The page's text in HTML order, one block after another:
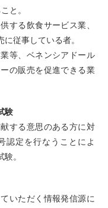
と。
する飲食サービス業、
従事している者。
等、ベネンシアドール
の販売を促進できる業
験
する意思のある方に対
認定を行なうことによ
。
いただく情報発信源に